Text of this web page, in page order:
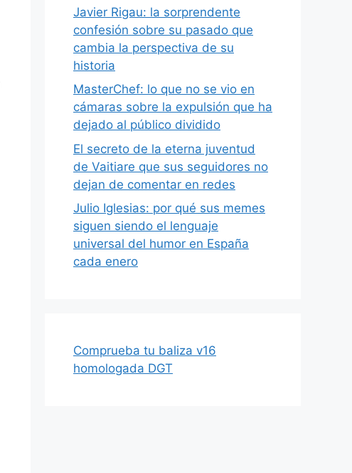
Javier Rigau: la sorprendente
confesión sobre su pasado que
cambia la perspectiva de su
historia
MasterChef: lo que no se vio en
cámaras sobre la expulsión que ha
dejado al público dividido
El secreto de la eterna juventud
de Vaitiare que sus seguidores no
dejan de comentar en redes
Julio Iglesias: por qué sus memes
siguen siendo el lenguaje
universal del humor en España
cada enero
Comprueba tu baliza v16
homologada DGT